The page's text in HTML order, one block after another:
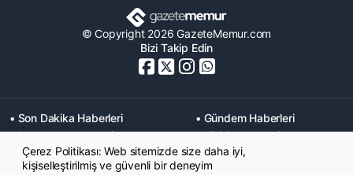
© Copyright 2026 GazeteMemur.com
Bizi Takip Edin
• Son Dakika Haberleri
• Gündem Haberleri
• Memurlar Haberleri
• KPSS Haberleri
• Ekonomi Haberleri
• Eğitim Haberleri
• Yaşam Haberleri
• Maaş Verileri Haberleri
Çerez Politikası: Web sitemizde size daha iyi,
kişiselleştirilmiş ve güvenli bir deneyim